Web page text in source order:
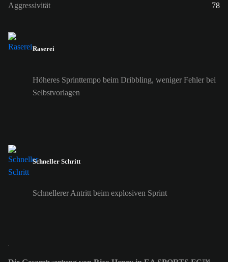
Aggressivität
78
Raserei
Höheres Sprinttempo beim Dribbling, weniger Fehler bei
Selbstvorlagen
Schneller Schritt
Schnellerer Antritt beim explosiven Sprint